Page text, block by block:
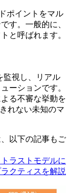
ポイントをマル
す。一般的に、
と呼ばれます。
監視し、リアル
ーションです。
る不審な挙動を
れない未知のマ
以下の記事もご
ラストモデルに
クティスを解説